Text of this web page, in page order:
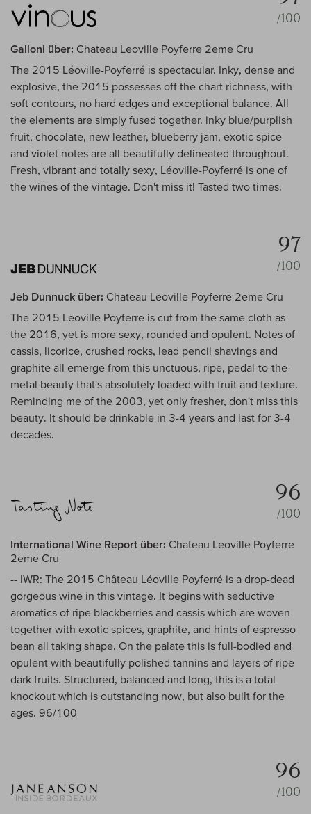
/100
Galloni über: Chateau Leoville Poyferre 2eme Cru
The 2015 Léoville-Poyferré is spectacular. Inky, dense and
explosive, the 2015 possesses off the chart richness, with
soft contours, no hard edges and exceptional balance. All
the elements are simply fused together. inky blue/purplish
fruit, chocolate, new leather, blueberry jam, exotic spice
and violet notes are all beautifully delineated throughout.
Fresh, vibrant and totally sexy, Léoville-Poyferré is one of
the wines of the vintage. Don't miss it! Tasted two times.
97
/100
Jeb Dunnuck über: Chateau Leoville Poyferre 2eme Cru
The 2015 Leoville Poyferre is cut from the same cloth as
the 2016, yet is more sexy, rounded and opulent. Notes of
cassis, licorice, crushed rocks, lead pencil shavings and
graphite all emerge from this unctuous, ripe, pedal-to-the-
metal beauty that's absolutely loaded with fruit and texture.
Reminding me of the 2003, yet only fresher, don't miss this
beauty. It should be drinkable in 3-4 years and last for 3-4
decades.
96
/100
International Wine Report über: Chateau Leoville Poyferre
2eme Cru
-- IWR: The 2015 Château Léoville Poyferré is a drop-dead
gorgeous wine in this vintage. It begins with seductive
aromatics of ripe blackberries and cassis which are woven
together with exotic spices, graphite, and hints of espresso
bean all taking shape. On the palate this is full-bodied and
opulent with beautifully polished tannins and layers of ripe
dark fruits. Structured, balanced and long, this is a total
knockout which is outstanding now, but also built for the
ages. 96/100
96
/100